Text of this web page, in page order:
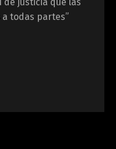
todas partes”